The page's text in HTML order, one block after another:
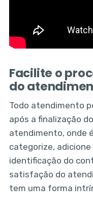
Facilite o
do
Todo atendimento
após a finalização
atendimento, onde
categorize,
identificação do
satisfação do
tem uma forma